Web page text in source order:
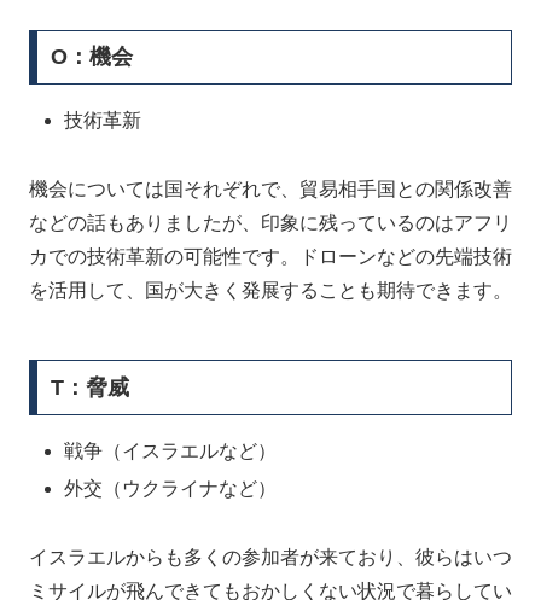
O：機会
技術革新
機会については国それぞれで、貿易相手国との関係改善
などの話もありましたが、印象に残っているのはアフリ
カでの技術革新の可能性です。ドローンなどの先端技術
を活用して、国が大きく発展することも期待できます。
T：脅威
戦争（イスラエルなど）
外交（ウクライナなど）
イスラエルからも多くの参加者が来ており、彼らはいつ
ミサイルが飛んできてもおかしくない状況で暮らしてい